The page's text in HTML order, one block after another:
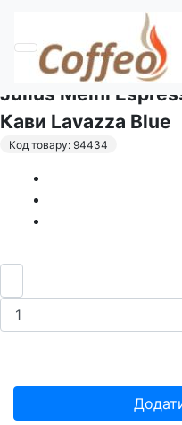
Кава в
Julius Meinl
Кави Lavazza Blue
Код товару: 94434